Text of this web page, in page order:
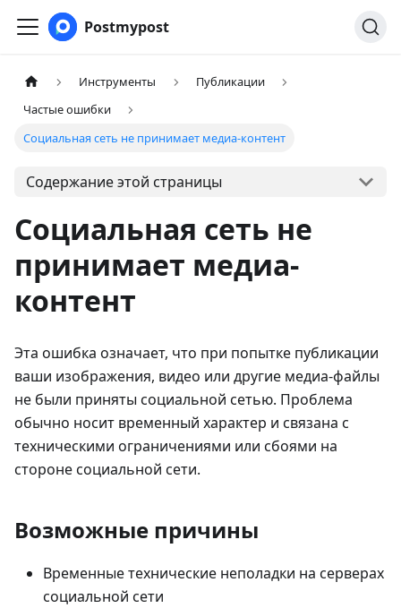
Postmypost
Инструменты
Публикации
Частые ошибки
Социальная сеть не принимает медиа-контент
Содержание этой страницы
Социальная сеть не
принимает медиа-
контент
Эта ошибка означает, что при попытке публикации
ваши изображения, видео или другие медиа-файлы
не были приняты социальной сетью. Проблема
обычно носит временный характер и связана с
техническими ограничениями или сбоями на
стороне социальной сети.
Возможные причины
Временные технические неполадки на серверах
социальной сети